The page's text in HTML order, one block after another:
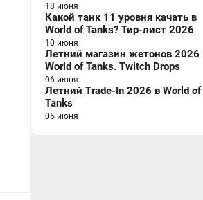
18 июня
Какой танк 11 уровня качать в
World of Tanks? Тир-лист 2026
10 июня
Летний магазин жетонов 2026
World of Tanks. Twitch Drops
06 июня
Летний Trade-In 2026 в World of
Tanks
05 июня